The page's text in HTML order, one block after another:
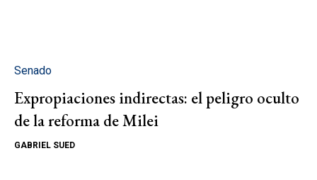
Senado
Expropiaciones indirectas: el peligro oculto
de la reforma de Milei
GABRIEL SUED